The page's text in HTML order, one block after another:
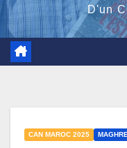
D'un
CAN MAROC 2025